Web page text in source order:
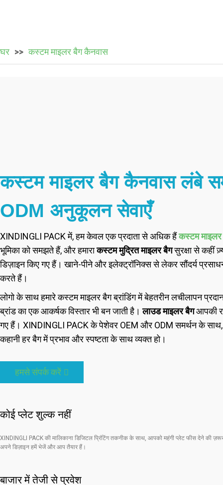
घर कस्टम माइलर बैग कैनवास
कस्टम माइलर बैग कैनवास लंबे
ODM अनुकूलन सेवाएँ
XINDINGLI PACK में, हम केवल एक प्रदाता से अधिक हैंकस्टम
भूमिका को समझते हैं, और हमाराकस्टम मुद्रित माइलर बैगसुरक्षा से कहीं
डिज़ाइन किए गए हैं। खाने-पीने और इलेक्ट्रॉनिक्स से लेकर सौंदर्य
करते हैं।
लोगो के साथ हमारे कस्टम माइलर बैग ब्रांडिंग में बेहतरीन लचीलापन
ब्रांड का एक आकर्षक विस्तार भी बन जाती है। लाउड माइलर बैगआपकी
गए हैं। XINDINGLI PACK के पेशेवर OEM और ODM समर्थन के साथ,
कहानी हर बैग में प्रभाव और स्पष्टता के साथ व्यक्त हो।
हमसे संपर्क करें
कोई प्लेट शुल्क नहीं
XINDINGLI PACK की मालिकाना डिजिटल प्रिंटिंग तकनीक के साथ, आपको महंगी प्लेट फीस देने की
अपने डिज़ाइन हमें भेजें और आप तैयार हैं।
बाजार में तेजी से प्रवेश